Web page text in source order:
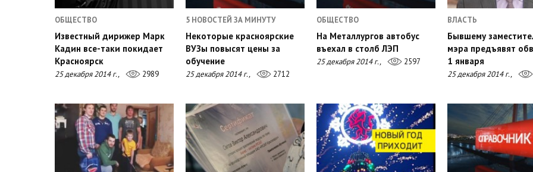
ОБЩЕСТВО
Известный дирижер Марк
Кадин все-таки покидает
Красноярск
25 декабря 2014 г., 2989
5 НОВОСТЕЙ ЗА МИНУТУ
Некоторые красноярские
ВУЗы повысят цены за
обучение
25 декабря 2014 г., 2712
ОБЩЕСТВО
На Металлургов автобус
въехал в столб ЛЭП
25 декабря 2014 г., 2597
ВЛАСТЬ
Бывшему
мэра предъявят
1 января
25 декабря 2014 г.,